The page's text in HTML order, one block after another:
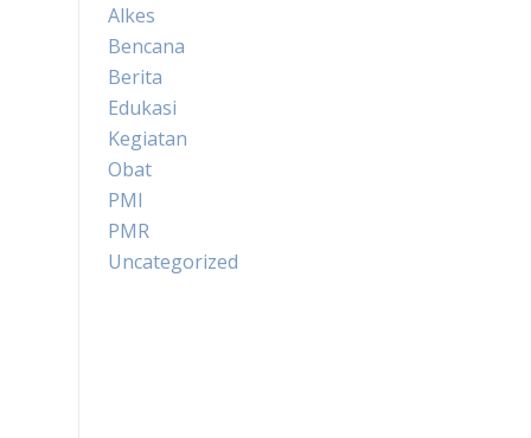
Alkes
Bencana
Berita
Edukasi
Kegiatan
Obat
PMI
PMR
Uncategorized